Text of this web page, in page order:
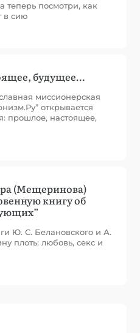
теперь посмотри, как
в сию
будущее…
миссионерская
открывается
прошлое, настоящее,
(Мещеринова)
книгу об
Ю. С. Белановского и А.
плоть: любовь, секс и